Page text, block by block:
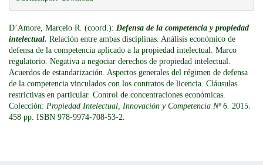
D’Amore, Marcelo R. (coord.): Defensa de la competencia y propiedad
intelectual. Relación entre ambas disciplinas. Análisis económico de
defensa de la competencia aplicado a la propiedad intelectual. Marco
regulatorio. Negativa a negociar derechos de propiedad intelectual.
Acuerdos de estandarización. Aspectos generales del régimen de defensa
de la competencia vinculados con los contratos de licencia. Cláusulas
restrictivas en particular. Control de concentraciones económicas.
Colección: Propiedad Intelectual, Innovación y Competencia Nº 6. 2015.
458 pp. ISBN 978-9974-708-53-2.